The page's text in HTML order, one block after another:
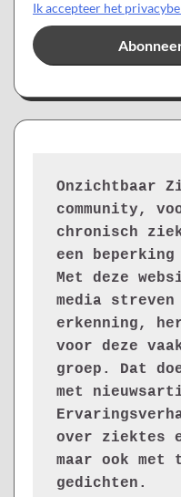
Ik accepteer het
Onzichtbaar
community,
chronisch
een
Met deze
media streven
erkenning,
voor deze
groep. Dat
met
over ziektes
maar ook met
gedichten.